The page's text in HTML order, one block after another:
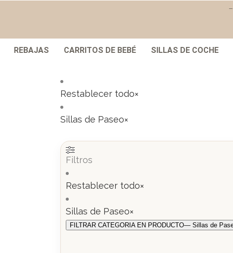
REBAJAS CARRITOS DE BEBÉ SILLAS DE COCHE
Restablecer todo×
Sillas de Paseo×
Filtros
Restablecer todo×
Sillas de Paseo×
FILTRAR CATEGORIA EN PRODUCTO— Sillas de